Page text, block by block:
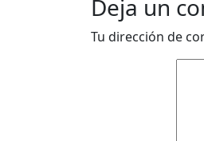
Deja un
Tu dirección de